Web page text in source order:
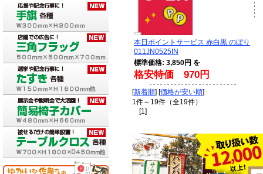
本日ポイントサービス 赤白黒 のぼり
011JN0525IN
標準価格: 3,850円 を
格安特価 970円
[新着順] [価格が安い順]
1件～19件（全19件）
[1]